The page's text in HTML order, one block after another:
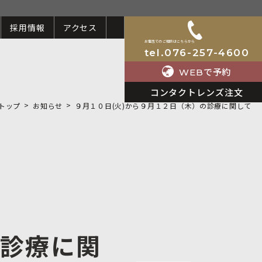
採用情報 アクセス
お電話でのご相談はこちらから
tel.076-257-4600
WEBで予約
コンタクトレンズ注文
トップ お知らせ ９月１０日(火)から９月１２日（木）の診療に関して
療に関